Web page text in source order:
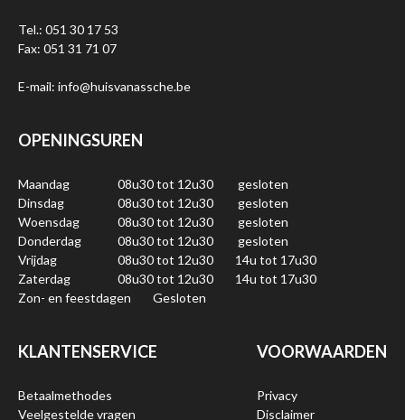
Tel.: 051 30 17 53
Fax: 051 31 71 07
E-mail: info@huisvanassche.be
OPENINGSUREN
Maandag 08u30 tot 12u30
gesloten
Dinsdag
08u30 tot 12u30
gesloten
Woensdag
08u30 tot 12u30
gesloten
Donderdag
08u30 tot 12u30
gesloten
Vrijdag
08u30 tot 12u30
14u tot 17u30
Zaterdag
08u30 tot 12u30
14u tot 17u30
Zon- en feestdagen
Gesloten
KLANTENSERVICE
Betaalmethodes
Veelgestelde vragen
VOORWAARDEN
Privacy
Disclaimer